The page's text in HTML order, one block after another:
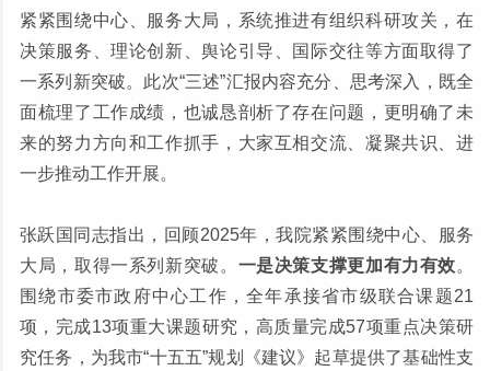
紧紧围绕中心、服务大局，系统推进有组织科研攻关，在
决策服务、理论创新、舆论引导、国际交往等方面取得了
一系列新突破。此次“三述”汇报内容充分、思考深入，既全
面梳理了工作成绩，也诚恳剖析了存在问题，更明确了未
来的努力方向和工作抓手，大家互相交流、凝聚共识、进
一步推动工作开展。
张跃国同志指出，回顾2025年，我院紧紧围绕中心、服务
大局，取得一系列新突破。 一是决策支撑更加有力有效。
围绕市委市政府中心工作，全年承接省市级联合课题21
项，完成13项重大课题研究，高质量完成57项重点决策研
究任务，为我市“十五五”规划《建议》起草提供了基础性支